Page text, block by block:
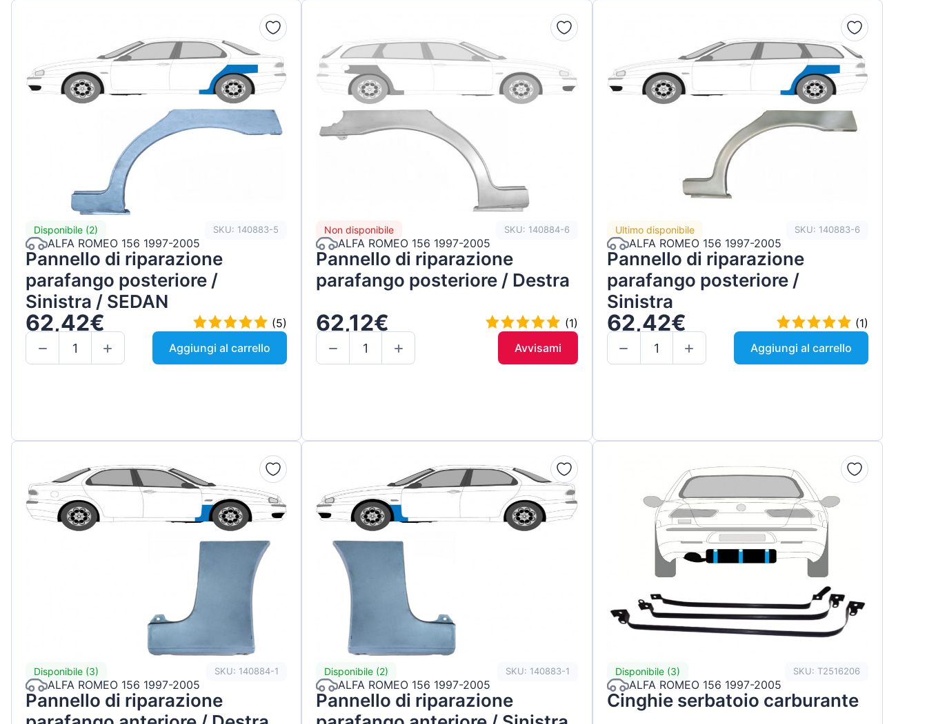
Disponibile (2) SKU: 140883-5
ALFA ROMEO 156 1997-2005
Pannello di riparazione
parafango posteriore /
Sinistra / SEDAN
62,42€
(5)
Aggiungi al carrello
Non disponibile SKU: 140884-6
ALFA ROMEO 156 1997-2005
Pannello di riparazione
parafango posteriore / Destra
62,12€
(1)
Avvisami
Ultimo disponibile SKU: 140883-6
ALFA ROMEO 156 1997-2005
Pannello di riparazione
parafango posteriore /
Sinistra
62,42€
(1)
Aggiungi al carrello
Disponibile (3) SKU: 140884-1
ALFA ROMEO 156 1997-2005
Pannello di riparazione
Disponibile (2) SKU: 140883-1
ALFA ROMEO 156 1997-2005
Pannello di riparazione
Disponibile (3) SKU: T2516206
ALFA ROMEO 156 1997-2005
Cinghie serbatoio carburante